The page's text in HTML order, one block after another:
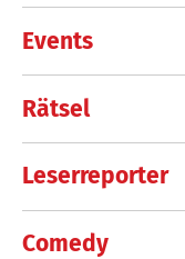
Events
Rätsel
Leserreporter
Comedy